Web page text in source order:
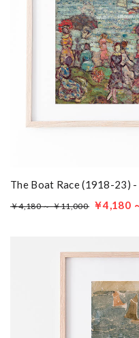
The Boat Race (1918-23)
￥4,180 ～ ￥11,000 ￥4,180